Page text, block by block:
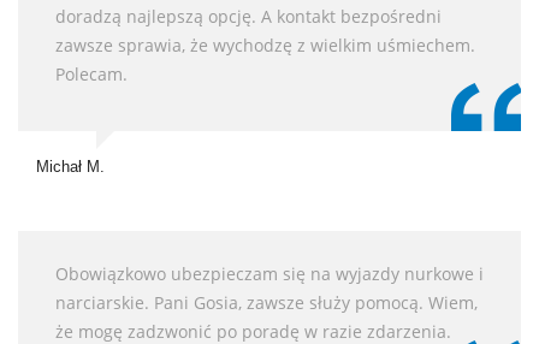
doradzą najlepszą opcję. A kontakt bezpośredni
zawsze sprawia, że wychodzę z wielkim uśmiechem.
Polecam.
Michał M.
Obowiązkowo ubezpieczam się na wyjazdy nurkowe i
narciarskie. Pani Gosia, zawsze służy pomocą. Wiem,
że mogę zadzwonić po poradę w razie zdarzenia.